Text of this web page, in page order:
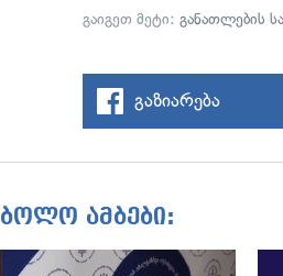
გაიგეთ მეტი:განათლების
გაზიარება
ბოლო ამბები: